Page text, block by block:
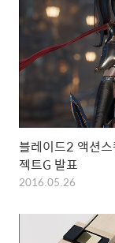
블레이드2 액션
젝트G 발표
2016.05.26